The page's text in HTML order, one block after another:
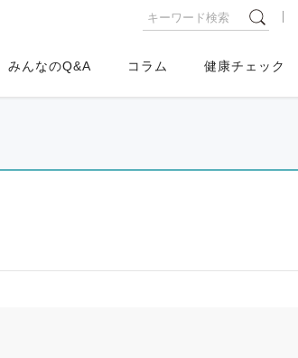
みんなのQ&A コラム 健康チェック